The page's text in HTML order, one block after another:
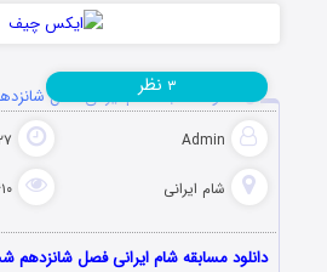
دانلود مسابقه شام ایرانی فصل
Admin ۲۷ آذر
شام ایرانی
۳ نظر
دانلود مسابقه شام ایرانی فصل شانزدهم